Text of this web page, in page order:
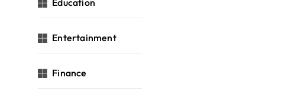
Education
Entertainment
Finance